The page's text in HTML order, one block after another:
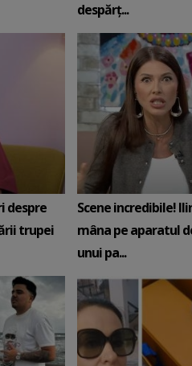
despărț...
despre
trupei
Scene incredibile!
mâna pe aparatul
unui pa...